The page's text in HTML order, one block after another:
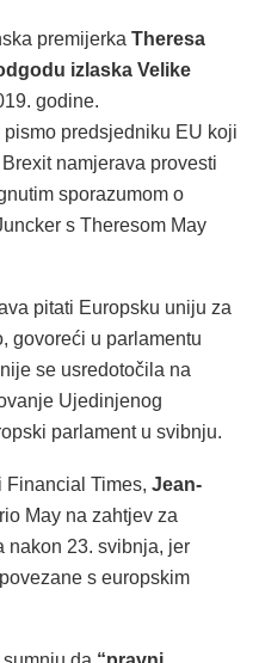
premijerka Theresa
izlaska Velike
godine.
predsjedniku EU koji
namjerava provesti
sporazumom o
s Theresom May
pitati Europsku uniju za
govoreći u parlamentu
se usredotočila na
Ujedinjenog
parlament u svibnju.
Financial Times, Jean-
May na zahtjev za
nakon 23. svibnja, jer
s europskim